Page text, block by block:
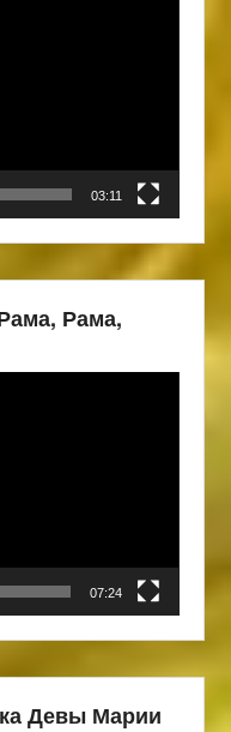
03:11
Рама,
07:24
Девы Марии